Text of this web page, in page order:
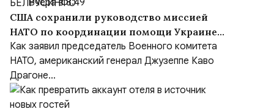
Вчера в 8:49
США сохранили руководство миссией
НАТО по координации помощи Украине
(NSATU), несмотря на обещания передать
функции Европе
Как заявил председатель Военного комитета
НАТО, американский генерал Джузеппе Каво
Драгоне...